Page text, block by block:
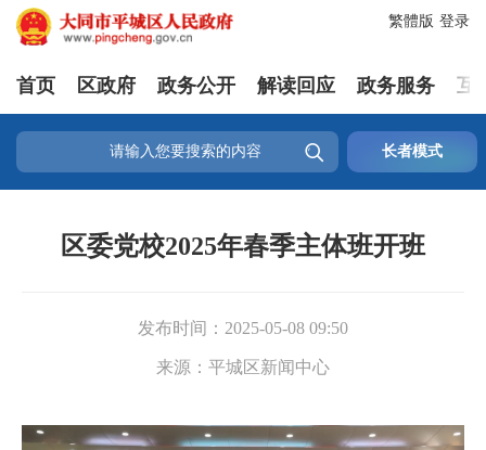
登录
繁體版
首页 区政府 政务公开 解读回应 政务服务 互
 长者模式
区委党校2025年春季主体班开班
发布时间： 2025-05-08 09:50
来源： 平城区新闻中心